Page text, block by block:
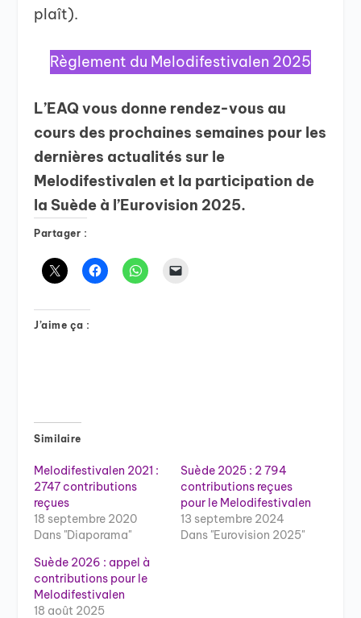
plaît).
Règlement du Melodifestivalen 2025
L’EAQ vous donne rendez-vous au
cours des prochaines semaines pour les
dernières actualités sur le
Melodifestivalen et la participation de
la Suède à l’Eurovision 2025.
Partager :
J’aime ça :
Similaire
Melodifestivalen 2021 :
2747 contributions
reçues
18 septembre 2020
Dans "Diaporama"
Suède 2025 : 2 794
contributions reçues
pour le Melodifestivalen
13 septembre 2024
Dans "Eurovision 2025"
Suède 2026 : appel à
contributions pour le
Melodifestivalen
18 août 2025